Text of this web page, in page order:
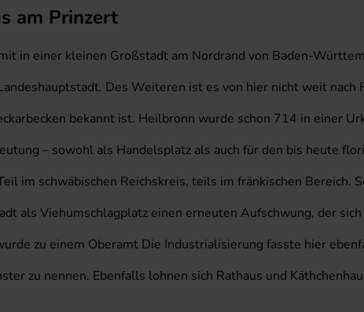
am Prinzert
in einer kleinen Großstadt am Nordrand von Baden-
Des Weiteren ist es von hier nicht weit nach
bekannt ist. Heilbronn wurde schon 714 in einer
– sowohl als Handelsplatz als auch für den bis heute
im schwäbischen Reichskreis, teils im fränkischen Bereich.
als Viehumschlagplatz einen erneuten Aufschwung, der
zu einem Oberamt Die Industrialisierung fasste hier
zu nennen. Ebenfalls lohnen sich Rathaus und